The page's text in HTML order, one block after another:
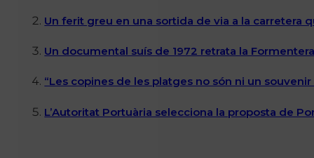
Un ferit greu en una sortida de via a la carretera
Un documental suís de 1972 retrata la
“Les copines de les platges no són ni un
L’Autoritat Portuària selecciona la proposta de